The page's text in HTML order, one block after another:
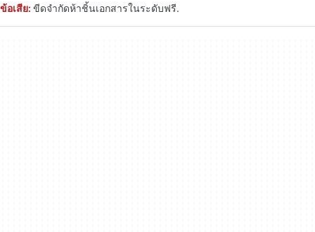
ข้อเสีย: ขีดจำกัดห้าชิ้นเอกสารในระดับฟรี.